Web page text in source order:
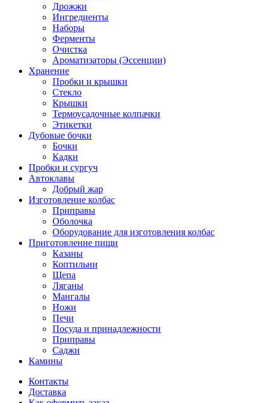
Дрожжи
Ингредиенты
Наборы
Ферменты
Очистка
Ароматизаторы (Эссенции)
Хранение
Пробки и крышки
Стекло
Крышки
Термоусадочные колпачки
Этикетки
Дубовые бочки
Бочки
Кадки
Пробки и сургуч
Автоклавы
Добрый жар
Изготовление колбас
Приправы
Оболочка
Оборудование для изготовления колбас
Приготовление пищи
Казаны
Коптильни
Щепа
Ляганы
Мангалы
Ножи
Печи
Посуда и принадлежности
Приправы
Саджи
Камины
Контакты
Доставка